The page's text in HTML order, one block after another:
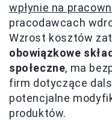
wpłynie na
pracodawcach
Wzrost kosztów
obowiązkowe
społeczne, ma
firm dotyczące
potencjalne
produktów.